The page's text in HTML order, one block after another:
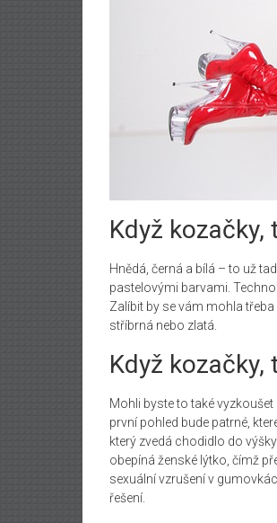
Když kozačky,
Hnědá, černá a bílá – to už
pastelovými barvami.
Zalíbit by se vám mohla
stříbrná nebo zlatá.
Když kozačky,
Mohli byste to také
první pohled bude patrné,
který zvedá chodidlo do
obepíná ženské lýtko, čímž
sexuální vzrušení v
řešení.